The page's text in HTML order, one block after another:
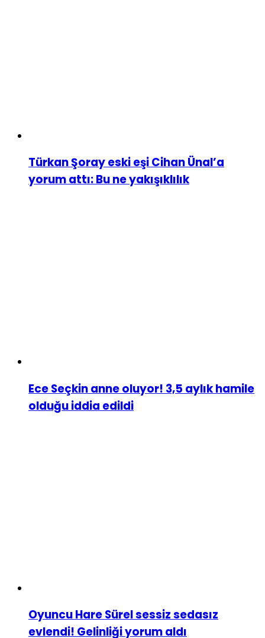
Türkan Şoray eski eşi Cihan Ünal’a
yorum attı: Bu ne yakışıklılık
Ece Seçkin anne oluyor! 3,5 aylık hamile
olduğu iddia edildi
Oyuncu Hare Sürel sessiz sedasız
evlendi! Gelinliği yorum aldı